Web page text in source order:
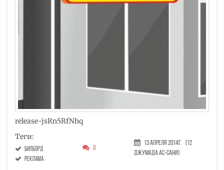
release-jsRn5RfNhq
Теги:
билборд
реклама
0
13 Апреля 2014г. (12
Джумада ас-сани)